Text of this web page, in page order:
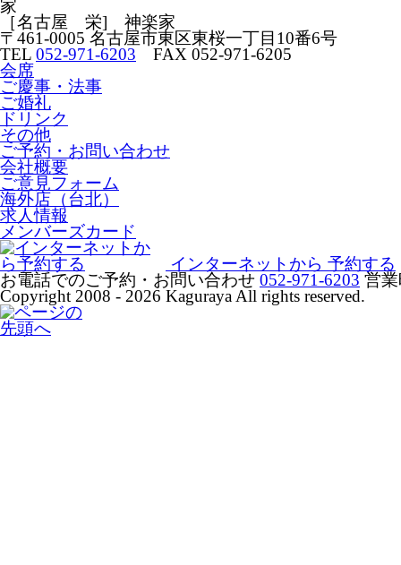
［名古屋 栄] 神楽家
〒461-0005 名古屋市東区東桜一丁目10番6号
TEL 052-971-6203 FAX 052-971-6205
会席
ご慶事・法事
ご婚礼
ドリンク
その他
ご予約・お問い合わせ
会社概要
ご意見フォーム
海外店（台北）
求人情報
メンバーズカード
インターネットから 予約する
お電話でのご予約・お問い合わせ 052-971-6203 営
Copyright 2008 - 2026 Kaguraya All rights reserved.